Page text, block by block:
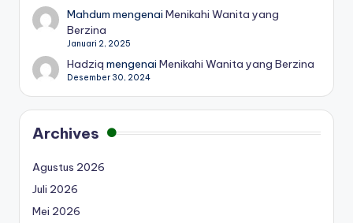
Mahdum mengenaiMenikahi Wanita yang
Berzina
Januari 2, 2025
Hadziq mengenaiMenikahi Wanita yang Berzina
Desember 30, 2024
Archives
Agustus 2026
Juli 2026
Mei 2026